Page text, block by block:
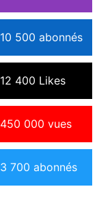
10 500 abonnés
12 400 Likes
450 000 vues
3 700 abonnés